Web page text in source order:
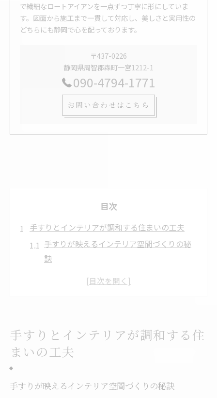
で繊細なロートアイアンを一点ずつ丁寧に形にしていま
す。図面から施工まで一貫して対応し、美しさと実用性の
どちらにも静岡で心を配っております。
〒437-0226
静岡県周智郡森町一宮1212-1
090-4794-1771
お問い合わせはこちら
目次
手すりとインテリアが調和する住まいの工夫
手すりが映えるインテリア空間づくりの秘
訣
自然と調和する手すりの配置ポイント
手すりと家具のバランスを考えた配置術
静岡県浜松市天竜区で叶える快適な手すり選び
天竜区の住環境に適した手すりの特徴
手すりとインテリアが調和する住
まいの工夫
手すりが映えるインテリア空間づくりの秘訣